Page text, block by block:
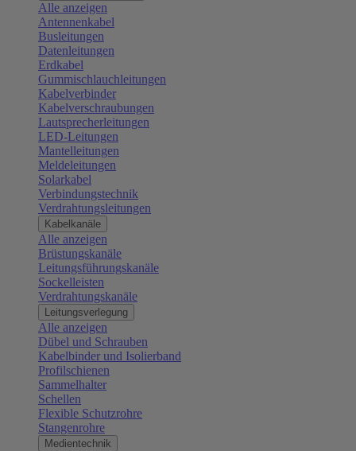
Alle anzeigen
Antennenkabel
Busleitungen
Datenleitungen
Erdkabel
Gummischlauchleitungen
Kabelverbinder
Kabelverschraubungen
Lautsprecherleitungen
LED-Leitungen
Mantelleitungen
Meldeleitungen
Solarkabel
Verbindungstechnik
Verdrahtungsleitungen
Kabelkanäle
Alle anzeigen
Brüstungskanäle
Leitungsführungskanäle
Sockelleisten
Verdrahtungskanäle
Leitungsverlegung
Alle anzeigen
Dübel und Schrauben
Kabelbinder und Isolierband
Profilschienen
Sammelhalter
Schellen
Flexible Schutzrohre
Stangenrohre
Medientechnik